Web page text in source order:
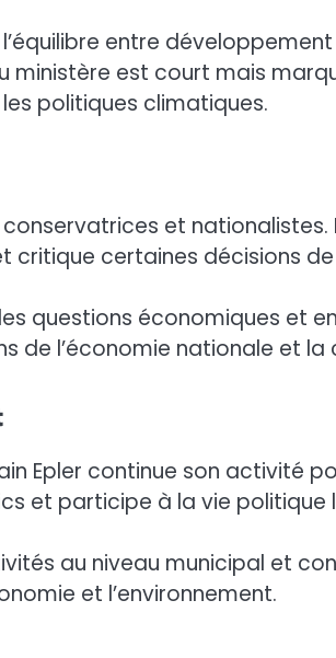
entre
ministère est court mais
politiques climatiques.
et
certaines décisions de
questions économiques et
de l’économie nationale et la
Epler continue son activité
et participe à la vie
au niveau municipal et
et l’environnement.